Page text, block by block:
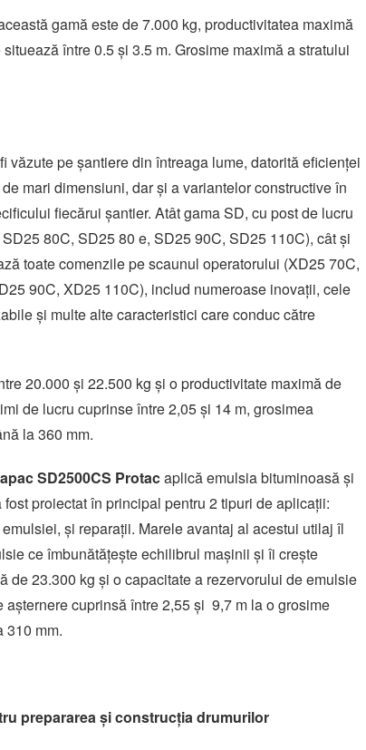
gamă este de 7.000 kg, productivitatea maximă
între 0.5 și 3.5 m. Grosime maximă a stratului
văzute pe șantiere din întreaga lume, datorită eficienței
mari dimensiuni, dar și a variantelor constructive în
fiecărui șantier. Atât gama SD, cu post de lucru
80C, SD25 80 e, SD25 90C, SD25 110C), cât și
toate comenzile pe scaunul operatorului (XD25 70C,
90C, XD25 110C), includ numeroase inovații, cele
și multe alte caracteristici care conduc către
20.000 și 22.500 kg și o productivitate maximă de
de lucru cuprinse între 2,05 și 14 m, grosimea
la 360 mm.
SD2500CS Protacaplică emulsia bituminoasă și
proiectat în principal pentru 2 tipuri de aplicații:
și reparații. Marele avantaj al acestui utilaj îl
ce îmbunătățește echilibrul mașinii și îi crește
de 23.300 kg și o capacitate a rezervorului de emulsie
cuprinsă între 2,55 și 9,7 m la o grosime
310 mm.
prepararea și construcția drumurilor